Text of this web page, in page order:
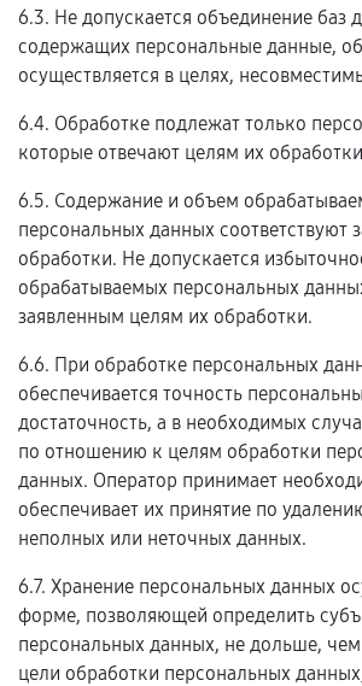
6.3. Не допускается объединение баз
содержащих персональные данные,
осуществляется в целях,
6.4. Обработке подлежат только
которые отвечают целям их
6.5. Содержание и объем
персональных данных соответствуют
обработки. Не допускается
обрабатываемых персональных
заявленным целям их обработки.
6.6. При обработке персональных
обеспечивается точность
достаточность, а в необходимых
по отношению к целям обработки
данных. Оператор принимает
обеспечивает их принятие по
неполных или неточных данных.
6.7. Хранение персональных данных
форме, позволяющей определить
персональных данных, не дольше, чем
цели обработки персональных